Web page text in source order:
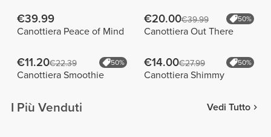
€39.99
Canottiera Peace of Mind
€20.00€39.99 50%
Canottiera Out There
€11.20€22.39 50%
Canottiera Smoothie
€14.00€27.99 50%
Canottiera Shimmy
I Più Venduti Vedi Tutto